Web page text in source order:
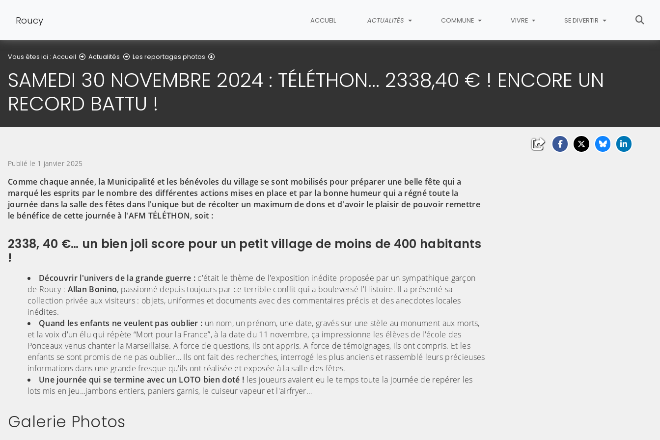
Roucy ACCUEIL ACTUALITÉS COMMUNE VIVRE SE DIVERTIR
Vous êtes ici : Accueil Actualités Les reportages photos
SAMEDI 30 NOVEMBRE 2024 : TÉLÉTHON... 2338,40 € ! ENCORE UN
RECORD BATTU !
Publié le 1 janvier 2025
Comme chaque année, la Municipalité et les bénévoles du village se sont mobilisés pour préparer une belle fête qui a
marqué les esprits par le nombre des différentes actions mises en place et par la bonne humeur qui a régné toute la
journée dans la salle des fêtes dans l'unique but de récolter un maximum de dons et d'avoir le plaisir de pouvoir remettre
le bénéfice de cette journée à l'AFM TÉLÉTHON, soit :
2338, 40 €… un bien joli score pour un petit village de moins de 400 habitants
!
Découvrir l'univers de la grande guerre : c'était le thème de l'exposition inédite proposée par un sympathique garçon
de Roucy : Allan Bonino, passionné depuis toujours par ce terrible conflit qui a bouleversé l'Histoire. Il a présenté sa
collection privée aux visiteurs : objets, uniformes et documents avec des commentaires précis et des anecdotes locales
inédites.
Quand les enfants ne veulent pas oublier : un nom, un prénom, une date, gravés sur une stèle au monument aux morts,
et la voix d'un élu qui répète “Mort pour la France”, à la date du 11 novembre, ça impressionne les élèves de l'école des
Ponceaux venus chanter la Marseillaise. A force de questions, ils ont appris. A force de témoignages, ils ont compris. Et les
enfants se sont promis de ne pas oublier… Ils ont fait des recherches, interrogé les plus anciens et rassemblé leurs précieuses
informations dans une grande fresque qu'ils ont réalisée et exposée à la salle des fêtes.
Une journée qui se termine avec un LOTO bien doté ! les joueurs avaient eu le temps toute la journée de repérer les
lots mis en jeu…jambons entiers, paniers garnis, le cuiseur vapeur et l'airfryer…
Galerie Photos